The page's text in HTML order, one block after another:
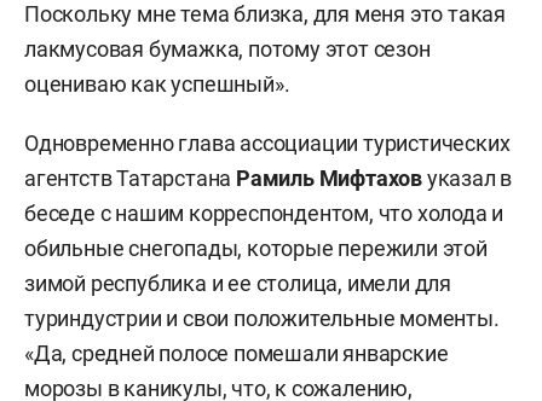
Поскольку мне тема близка, для меня это такая
лакмусовая бумажка, потому этот сезон
оцениваю как успешный».
Одновременно глава ассоциации туристических
агентств Татарстана Рамиль Мифтаховуказал в
беседе с нашим корреспондентом, что холода и
обильные снегопады, которые пережили этой
зимой республика и ее столица, имели для
туриндустрии и свои положительные моменты.
«Да, средней полосе помешали январские
морозы в каникулы, что, к сожалению,